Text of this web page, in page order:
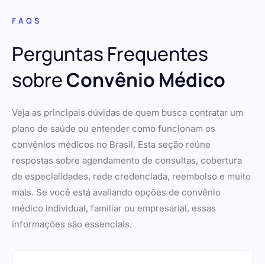
FAQS
Perguntas Frequentes
sobreConvênio Médico
Veja as principais dúvidas de quem busca contratar um
plano de saúde ou entender como funcionam os
convênios médicos no Brasil. Esta seção reúne
respostas sobre agendamento de consultas, cobertura
de especialidades, rede credenciada, reembolso e muito
mais. Se você está avaliando opções de convênio
médico individual, familiar ou empresarial, essas
informações são essenciais.